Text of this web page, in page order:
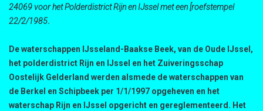
24069 voor het Polderdistrict Rijn en IJssel met een [roefstempel
22/2/1985.
De waterschappen IJsseland-Baakse Beek, van de Oude IJssel,
het polderdistrict Rijn en IJssel en het Zuiveringsschap
Oostelijk Gelderland werden alsmede de waterschappen van
de Berkel en Schipbeek per 1/1/1997 opgeheven en het
waterschap Rijn en IJssel opgericht en gereglementeerd. Het